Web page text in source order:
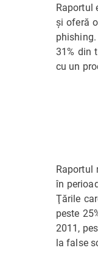
Raportul
şi oferă
31% din
cu un
Raportul
în
Ţările
peste
2011,
la false